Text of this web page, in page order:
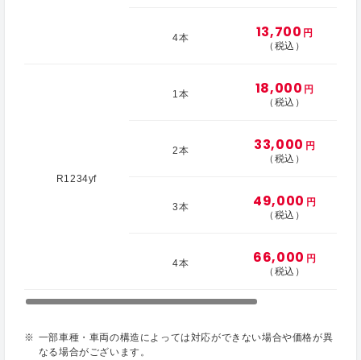
4本 13,700 円
（税込）
R1234yf
1本 18,000 円
（税込）
2本 33,000 円
（税込）
3本 49,000 円
（税込）
4本 66,000 円
（税込）
一部車種・車両の構造によっては対応ができない場合や価格が異
なる場合がございます。